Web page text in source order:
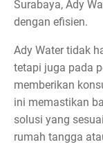
Surabaya, Ady
dengan efisien.
Ady Water tidak
tetapi juga pada
memberikan
ini memastikan
solusi yang
rumah tangga